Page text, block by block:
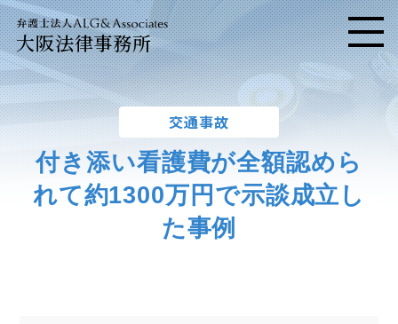
大阪法律事務所 メニ
交通事故
付き添い看護費が全額認めら
れて約1300万円で示談成立し
た事例